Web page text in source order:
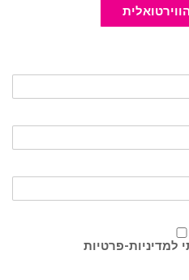
למדיניות-פרטיות